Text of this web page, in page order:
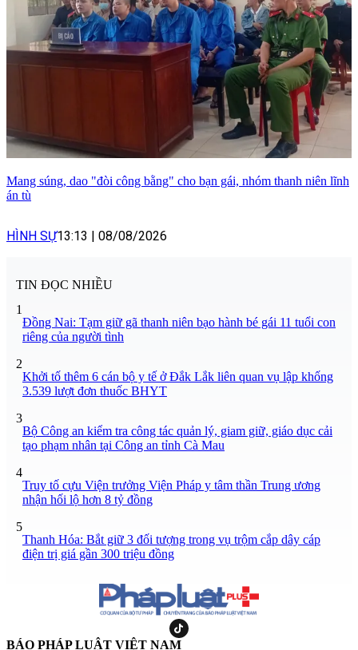
Mang súng, dao "đòi công bằng" cho bạn gái, nhóm thanh niên lĩnh
án tù
HÌNH SỰ13:13 08/08/2026
TIN ĐỌC NHIỀU
1
Đồng Nai: Tạm giữ gã thanh niên bạo hành bé gái 11 tuổi con
riêng của người tình
2
Khởi tố thêm 6 cán bộ y tế ở Đắk Lắk liên quan vụ lập khống
3.539 lượt đơn thuốc BHYT
3
Bộ Công an kiểm tra công tác quản lý, giam giữ, giáo dục cải
tạo phạm nhân tại Công an tỉnh Cà Mau
4
Truy tố cựu Viện trưởng Viện Pháp y tâm thần Trung ương
nhận hối lộ hơn 8 tỷ đồng
5
Thanh Hóa: Bắt giữ 3 đối tượng trong vụ trộm cắp dây cáp
điện trị giá gần 300 triệu đồng
BÁO PHÁP LUẬT VIỆT NAM